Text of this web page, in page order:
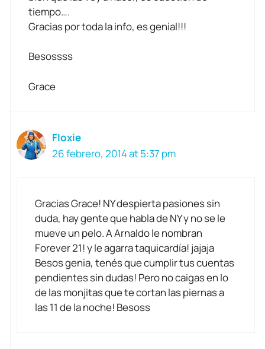
tiempo….
Gracias por toda la info, es genial!!!
Besossss
Grace
Floxie
26 febrero, 2014 at 5:37 pm
Gracias Grace! NY despierta pasiones sin
duda, hay gente que habla de NY y no se le
mueve un pelo. A Arnaldo le nombran
Forever 21! y le agarra taquicardía! jajaja
Besos genia, tenés que cumplir tus cuentas
pendientes sin dudas! Pero no caigas en lo
de las monjitas que te cortan las piernas a
las 11 de la noche! Besoss